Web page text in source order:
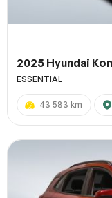
2025 Hyundai
ESSENTIAL
43 583 km